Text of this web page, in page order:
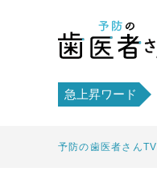
急上昇ワード
予防の歯医者さんTV